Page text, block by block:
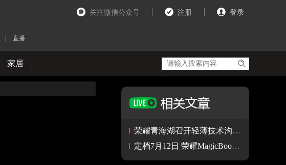
关注微信公众号 注册 登录
直播
家居 |
荣耀青海湖召开轻薄技术沟通会，行业首发轻薄鲁班架构
定档7月12日 荣耀MagicBook Art 14将与荣耀Magic V3一起发布